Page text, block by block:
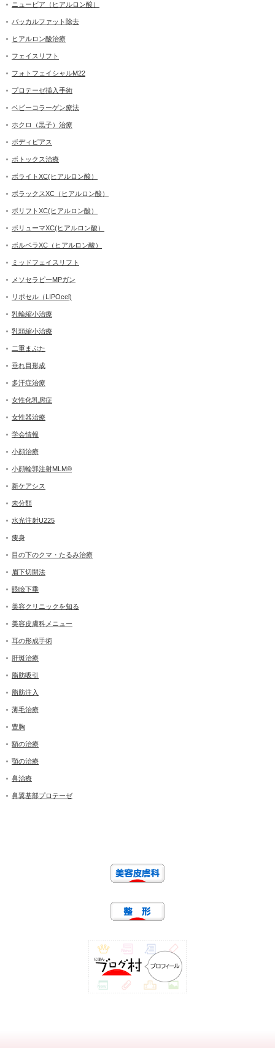
ニュービア（ヒアルロン酸）
バッカルファット除去
ヒアルロン酸治療
フェイスリフト
フォトフェイシャルM22
プロテーゼ挿入手術
ベビーコラーゲン療法
ホクロ（黒子）治療
ボディピアス
ボトックス治療
ボライトXC(ヒアルロン酸）
ボラックスXC（ヒアルロン酸）
ボリフトXC(ヒアルロン酸）
ボリューマXC(ヒアルロン酸）
ボルベラXC（ヒアルロン酸）
ミッドフェイスリフト
メソセラピーMPガン
リポセル（LIPOcel)
乳輪縮小治療
乳頭縮小治療
二重まぶた
垂れ目形成
多汗症治療
女性化乳房症
女性器治療
学会情報
小顔治療
小顔輪郭注射MLM®
新ケアシス
未分類
水光注射U225
痩身
目の下のクマ・たるみ治療
眉下切開法
眼瞼下垂
美容クリニックを知る
美容皮膚科メニュー
耳の形成手術
肝斑治療
脂肪吸引
脂肪注入
薄毛治療
豊胸
額の治療
顎の治療
鼻治療
鼻翼基部プロテーゼ